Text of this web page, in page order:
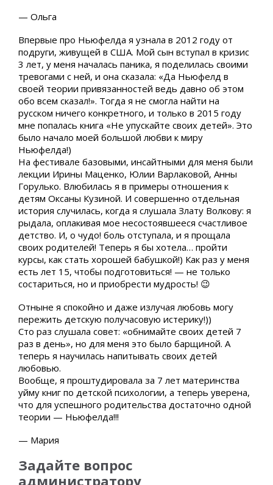
— Ольга
Впервые про Ньюфелда я узнала в 2012 году от
подруги, живущей в США. Мой сын вступал в кризис
3 лет, у меня началась паника, я поделилась своими
тревогами с ней, и она сказала: «Да Ньюфелд в
своей теории привязанностей ведь давно об этом
обо всем сказал!». Тогда я не смогла найти на
русском ничего конкретного, и только в 2015 году
мне попалась книга «Не упускайте своих детей». Это
было начало моей большой любви к миру
Ньюфелда!)
На фестивале базовыми, инсайтными для меня были
лекции Ирины Маценко, Юлии Варлаковой, Анны
Горулько. Влюбилась я в примеры отношения к
детям Оксаны Кузиной. И совершенно отдельная
история случилась, когда я слушала Злату Волкову: я
рыдала, оплакивая мое несостоявшееся счастливое
детство. И, о чудо! боль отступала, и я прощала
своих родителей! Теперь я бы хотела… пройти
курсы, как стать хорошей бабушкой!) Как раз у меня
есть лет 15, чтобы подготовиться! — не только
состариться, но и приобрести мудрость! 😉
Отныне я спокойно и даже излучая любовь могу
пережить детскую получасовую истерику!))
Сто раз слушала совет: «обнимайте своих детей 7
раз в день», но для меня это было барщиной. А
теперь я научилась напитывать своих детей
любовью.
Вообще, я проштудировала за 7 лет материнства
уйму книг по детской психологии, а теперь уверена,
что для успешного родительства достаточно одной
теории — Ньюфелда!!!
— Мария
Задайте вопрос
администратору